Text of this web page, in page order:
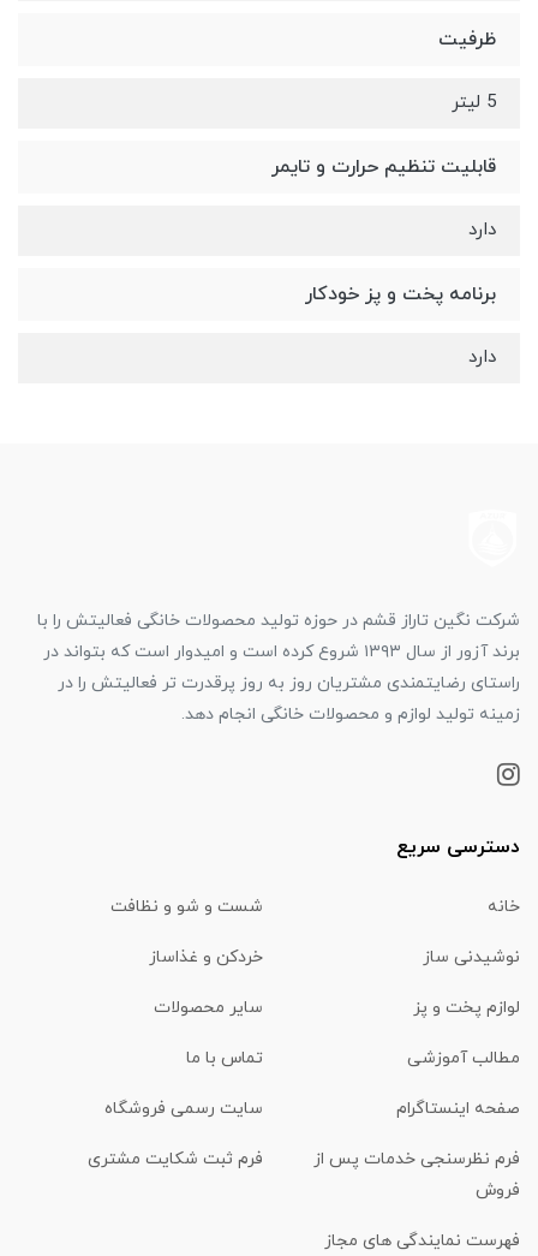
ظرفیت
5 لیتر
قابلیت تنظیم حرارت و تایمر
دارد
برنامه پخت و پز خودکار
دارد
شرکت نگین تاراز قشم در حوزه تولید محصولات خانگی فعالیتش را با
برند آزور از سال ۱۳۹۳ شروع کرده است و امیدوار است که بتواند در
راستای رضایتمندی مشتریان روز به روز پرقدرت تر فعالیتش را در
زمینه تولید لوازم و محصولات خانگی انجام دهد.
دسترسی سریع
خانه شست و شو و نظافت
نوشیدنی ساز خردکن و غذاساز
لوازم پخت و پز سایر محصولات
مطالب آموزشی تماس با ما
صفحه اینستاگرام سایت رسمی فروشگاه
فرم نظرسنجی خدمات پس از
فروش
فرم ثبت شکایت مشتری
فهرست نمایندگی های مجاز